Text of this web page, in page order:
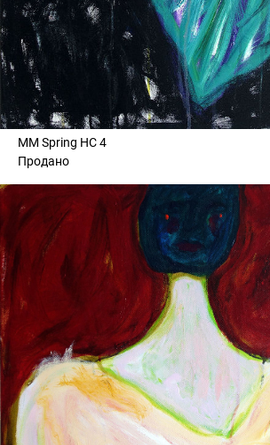
MM Spring HC 4
Продано